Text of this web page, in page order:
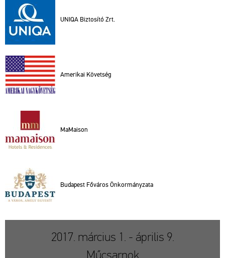
UNIQA Biz­to­sí­tó Zrt.
Ame­ri­kai Kö­vet­ség
Ma­Ma­i­son
Bu­da­pest Fő­vá­ros Ön­kor­mány­za­ta
2017. március 1. - április 9.